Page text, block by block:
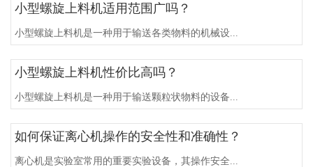
小型螺旋上料机适用范围广吗？
小型螺旋上料机是一种用于输送各类物料的机械设...
小型螺旋上料机性价比高吗？
小型螺旋上料机是一种用于输送颗粒状物料的设备...
如何保证离心机操作的安全性和准确性？
离心机是实验室常用的重要实验设备，其操作安全...